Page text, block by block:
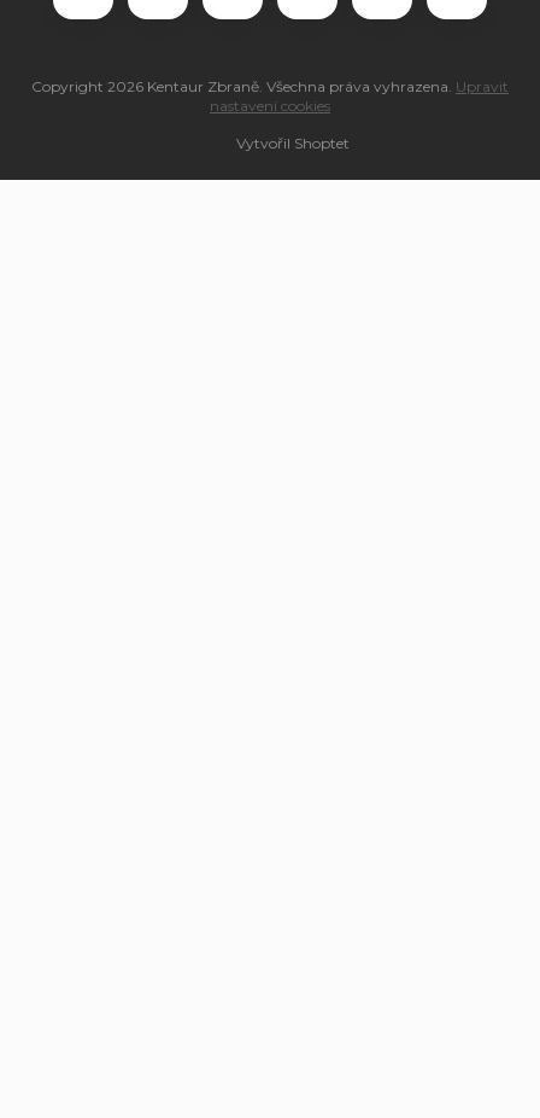
Vytvořil Shoptet
Copyright 2026 Kentaur Zbraně. Všechna práva vyhrazena. Upravit
nastavení cookies